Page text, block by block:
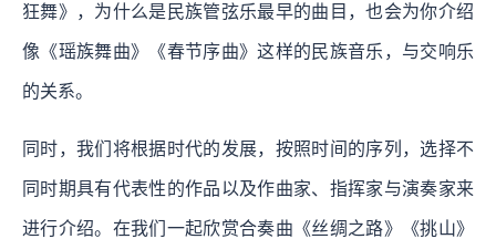
狂舞》，为什么是民族管弦乐最早的曲目，也会为你介绍
像《瑶族舞曲》《春节序曲》这样的民族音乐，与交响乐
的关系。
同时，我们将根据时代的发展，按照时间的序列，选择不
同时期具有代表性的作品以及作曲家、指挥家与演奏家来
进行介绍。在我们一起欣赏合奏曲《丝绸之路》《挑山》